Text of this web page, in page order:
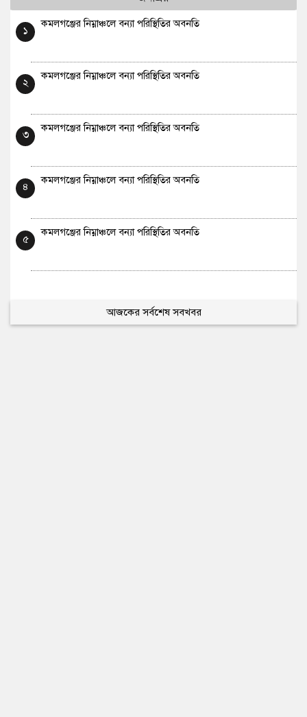
১
কমলগঞ্জের নিম্নাঞ্চলে বন্যা পরিস্থিতির অবনতি
২
কমলগঞ্জের নিম্নাঞ্চলে বন্যা পরিস্থিতির অবনতি
৩
কমলগঞ্জের নিম্নাঞ্চলে বন্যা পরিস্থিতির অবনতি
৪
কমলগঞ্জের নিম্নাঞ্চলে বন্যা পরিস্থিতির অবনতি
৫
কমলগঞ্জের নিম্নাঞ্চলে বন্যা পরিস্থিতির অবনতি
আজকের সর্বশেষ সবখবর